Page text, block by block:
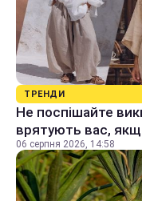
ТРЕНДИ
Не поспішайте
врятують вас,
06 серпня 2026, 14:58